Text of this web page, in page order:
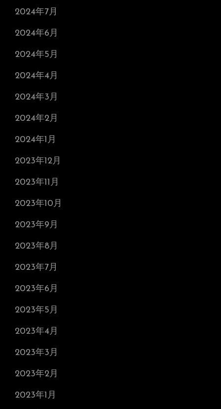
2024年7月
2024年6月
2024年5月
2024年4月
2024年3月
2024年2月
2024年1月
2023年12月
2023年11月
2023年10月
2023年9月
2023年8月
2023年7月
2023年6月
2023年5月
2023年4月
2023年3月
2023年2月
2023年1月